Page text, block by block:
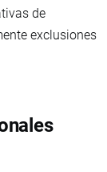
de
exclusiones